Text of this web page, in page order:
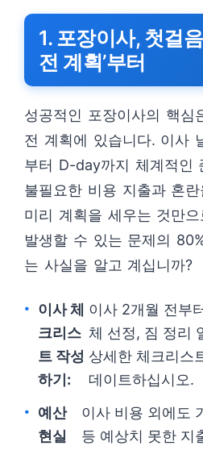
1. 포장이사, 첫걸
전 계획’부터
성공적인 포장이사의 핵심
전 계획에 있습니다. 이사
부터 D-day까지 체계적인
불필요한 비용 지출과 혼
미리 계획을 세우는 것만
발생할 수 있는 문제의
는 사실을 알고 계십니까?
이사 체
크리스
트 작성
하기:
이사 2개월 전부
체 선정, 짐 정리
상세한 체크리스
데이트하십시오.
예산
현실
이사 비용 외에도
등 예상치 못한 지